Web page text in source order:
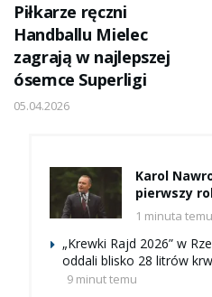
Piłkarze ręczni
Handballu Mielec
zagrają w najlepszej
ósemce Superligi
05.04.2026
Karol
pierwszy
1 minuta temu
„Krewki Rajd 2026” w
oddali blisko 28 litrów
9 minut temu